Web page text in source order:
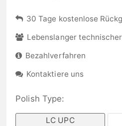
30 Tage kostenlose
Lebenslanger
Bezahlverfahren
Kontaktiere uns
Polish Type:
LC UPC